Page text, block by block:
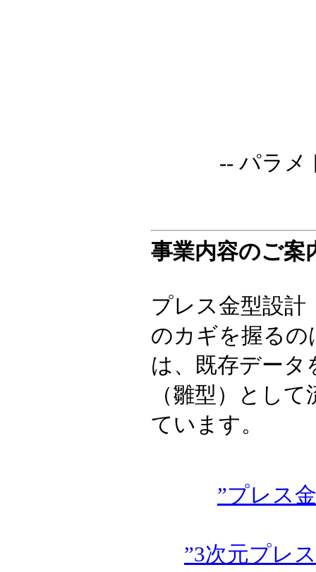
-- パラメ
事業内容のご案
プレス金型設計
のカギを握るの
は、既存データ
（雛型）とし
ています。
”プレス
”3次元プレ